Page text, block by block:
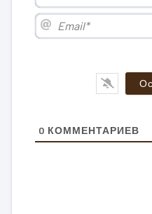
0 КОММЕНТАРИЕВ